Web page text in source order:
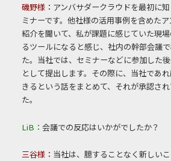
磯野様： アンバサダークラウドを最初に
ミナーです。他社様の活用事例を含めた
紹介を聞いて、私が課題に感じていた現
るツールになると感じ、社内の幹部会議
た。当社では、セミナーなどに参加した
として提出します。その際に、当社であ
きるという話をまとめて、それが承認さ
た。
LiB： 会議での反応はいかがでしたか？
三谷様： 当社は、臆することなく新しい